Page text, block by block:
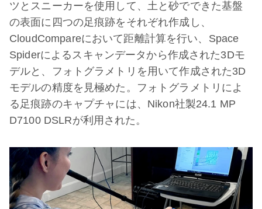
ツとスニーカーを使用して、土と砂でできた基盤
の表面に四つの足痕跡をそれぞれ作成し、
CloudCompareにおいて距離計算を行い、Space
Spiderによるスキャンデータから作成された3Dモ
デルと、フォトグラメトリを用いて作成された3D
モデルの精度を見極めた。フォトグラメトリによ
る足痕跡のキャプチャには、Nikon社製24.1 MP
D7100 DSLRが利用された。